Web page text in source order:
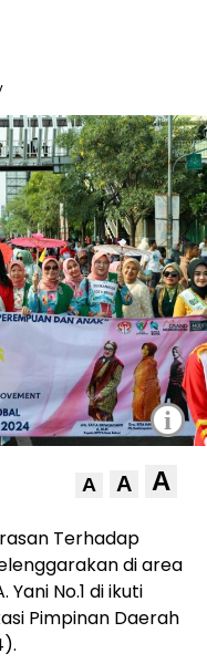
i
A A A
Terhadap
di area
No.1 di ikuti
Pimpinan Daerah